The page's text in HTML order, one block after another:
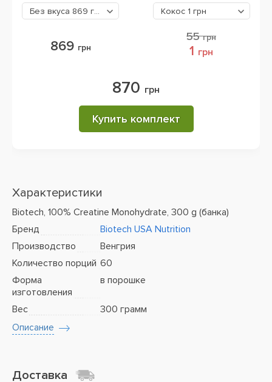
Monohydrate, 300 g
(банка)
Без вкуса 869 грн
869 грн
Кокос 1 грн
55грн
1 грн
870 грн
Купить комплект
Характеристики
Biotech, 100% Creatine Monohydrate, 300 g (банка)
Бренд
Biotech USA Nutrition
Производство
Венгрия
Количество порций 60
Форма
изготовления
в порошке
Вес 300 грамм
Описание
Доставка